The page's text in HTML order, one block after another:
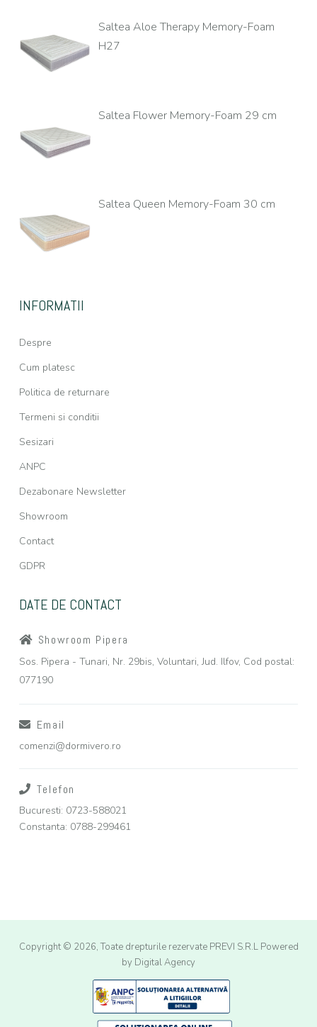
Saltea Aloe Therapy Memory-Foam
H27
Saltea Flower Memory-Foam 29 cm
Saltea Queen Memory-Foam 30 cm
INFORMATII
Despre
Cum platesc
Politica de returnare
Termeni si conditii
Sesizari
ANPC
Dezabonare Newsletter
Showroom
Contact
GDPR
DATE DE CONTACT
Showroom Pipera
Sos. Pipera - Tunari, Nr. 29bis, Voluntari, Jud. Ilfov, Cod postal:
077190
Email
comenzi@dormivero.ro
Telefon
Bucuresti: 0723-588021
Constanta: 0788-299461
Copyright © 2026, Toate drepturile rezervate PREVI S.R.L Powered
by Digital Agency